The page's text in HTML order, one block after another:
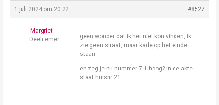
1 juli 2024 om 20:22 #8527
Margriet
Deelnemer
geen wonder dat ik het niet kon vinden, ik
zie geen straat, maar kade op het einde
staan
en zeg je nu nummer 7 1 hoog? in de akte
staat huisnr 21